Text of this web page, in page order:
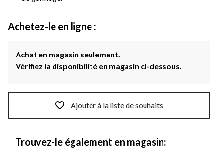
Achetez-le en ligne :
Achat en magasin seulement.
Vérifiez la disponibilité en magasin ci-dessous.
Ajoutér à la liste de souhaits
Trouvez-le également en magasin: